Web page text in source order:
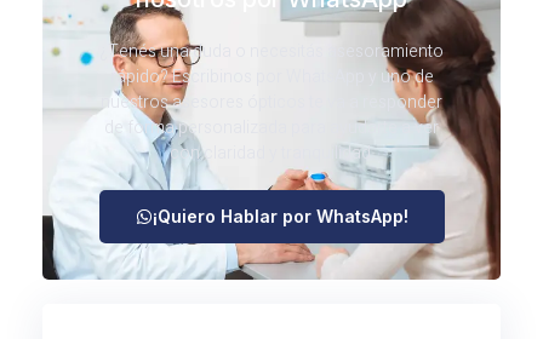
¿Tenés una duda o necesitás asesoramiento
rápido? Escribinos por WhatsApp y uno de
nuestros asesores ópticos te va a responder
de forma personalizada para ayudarte a ver
con claridad y tranquilidad.
¡Quiero Hablar por WhatsApp!